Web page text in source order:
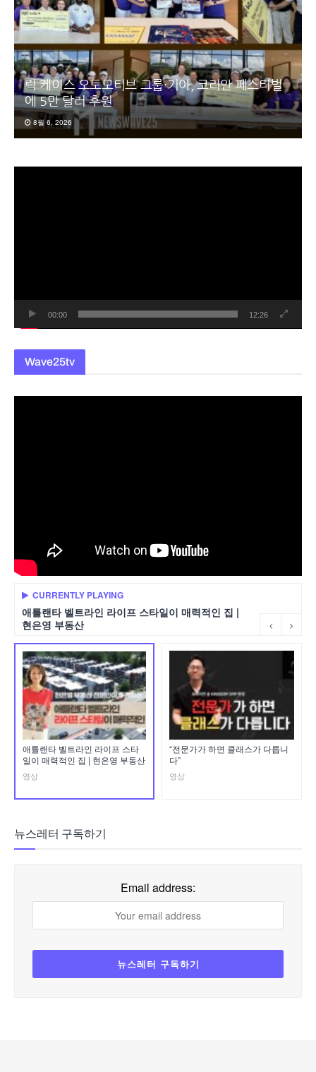
릭 케이스 오토모티브 그룹·기아, 코리안 페스티벌
에 5만 달러 후원
8월 6, 2026
00:00 12:26
Wave25tv
CURRENTLY PLAYING
애틀랜타 벨트라인 라이프 스타일이 매력적인 집 |
현은영 부동산
애틀랜타 벨트라인 라이프 스타
일이 매력적인 집 | 현은영 부동산
영상
“전문가가 하면 클래스가 다릅니
다”
영상
뉴스레터 구독하기
Email address: